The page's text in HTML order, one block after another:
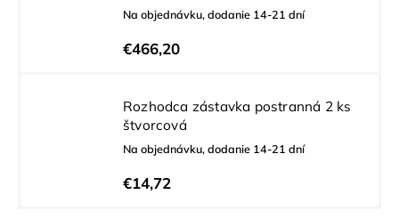
Na objednávku, dodanie 14-21 dní
€466,20
Rozhodca zástavka postranná 2 ks
štvorcová
Na objednávku, dodanie 14-21 dní
€14,72